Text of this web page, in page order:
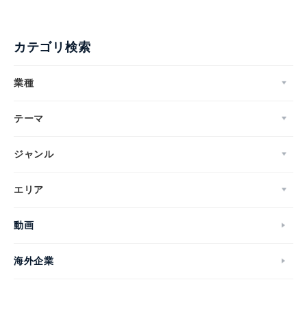
カテゴリ検索
業種
テーマ
ジャンル
エリア
動画
海外企業